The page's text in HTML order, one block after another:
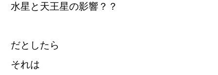
水星と天王星の影響？？
だとしたら
それは